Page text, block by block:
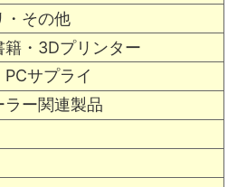
・その他
・3Dプリンター
サプライ
ー関連製品